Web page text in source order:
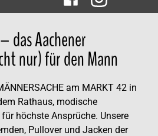
das Aachener
nur) für den Mann
am MARKT 42 in
Rathaus, modische
höchste Ansprüche. Unsere
Pullover und Jacken der